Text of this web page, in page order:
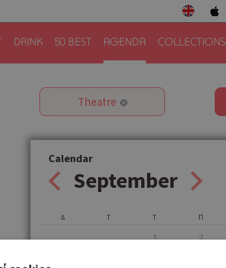
DRINK 50 BEST AGENDA COLLECTIONS
Theatre
Calendar
September
Δ Τ Τ
1
Π
2